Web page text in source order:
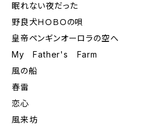
眠れない夜だった
野良犬ＨＯＢＯの唄
皇帝ペンギンオーロラの空へ
My Father's Farm
風の船
春雷
恋心
風来坊